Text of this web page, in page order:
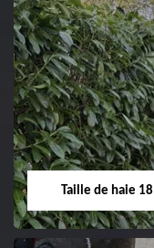
Elagage d'arbre
Entreprise
d'arbre 18 Cher
02.52.56.49.40
Taille de haie 18